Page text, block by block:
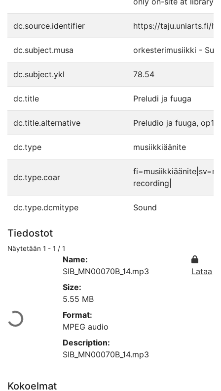
dc.source.identifier https://taju.uniarts.fi/
dc.subject.musa orkesterimusiikki -
dc.subject.ykl 78.54
dc.title Preludi ja fuuga
dc.title.alternative Preludio ja fuuga, op10
dc.type musiikkiäänite
dc.type.coar
recording|
dc.type.dcmitype Sound
Tiedostot
Näytetään 1 - 1 / 1
Ladataan...
Name:
SIB_MN00070B_14.mp3
Size:
5.55 MB
Format:
MPEG audio
Description:
SIB_MN00070B_14.mp3
Lataa
Kokoelmat